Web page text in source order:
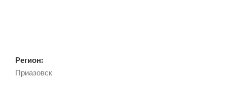
Регион:
Приазовск